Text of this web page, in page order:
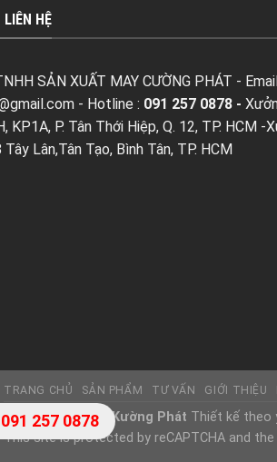
HỆ
SẢN XUẤT MAY CƯỜNG PHÁT -
- Hotline : 091 257 0878 -
KP1A, P. Tân Thới Hiệp, Q. 12, TP. HCM -
Lân,Tân Tạo, Bình Tân, TP. HCM
TRANG CHỦ SẢN PHẨM TƯ VẤN GIỚI THIỆU
Copyright 2026 © Kường Phát Thiết kế theo
This site is protected by reCAPTCHA and
257 0878